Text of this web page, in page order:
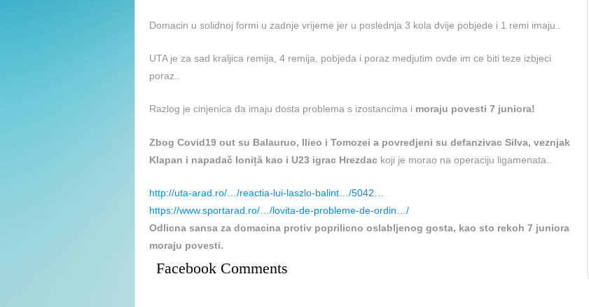
Domacin u solidnoj formi u zadnje vrijeme jer u poslednja 3 kola dvije pobjede i 1 remi imaju..
UTA je za sad kraljica remija, 4 remija, pobjeda i poraz medjutim ovde im ce biti teze izbjeci
poraz..
Razlog je cinjenica da imaju dosta problema s izostancima i moraju povesti 7 juniora!
Zbog Covid19 out su Balauruo, Ilieo i Tomozei a povredjeni su defanzivac Silva, veznjak
Klapan i napadač Ioniță kao i U23 igrac Hrezdac koji je morao na operaciju ligamenata..
http://uta-arad.ro/…/reactia-lui-laszlo-balint…/5042…
https://www.sportarad.ro/…/lovita-de-probleme-de-ordin…/
Odlicna sansa za domacina protiv poprilicno oslabljenog gosta, kao sto rekoh 7 juniora
moraju povesti.
Facebook Comments